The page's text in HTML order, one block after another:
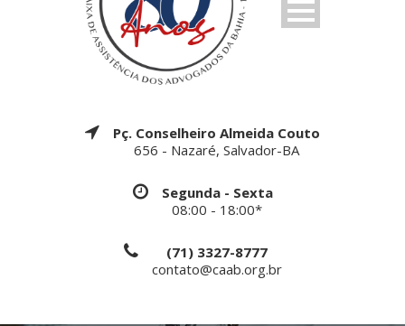
Pç. Conselheiro Almeida Couto
656 - Nazaré, Salvador-BA
Segunda - Sexta
08:00 - 18:00*
(71) 3327-8777
contato@caab.org.br